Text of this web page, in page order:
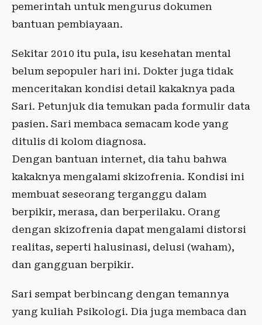
pemerintah untuk mengurus dokumen
bantuan pembiayaan.
Sekitar 2010 itu pula, isu kesehatan mental
belum sepopuler hari ini. Dokter juga tidak
menceritakan kondisi detail kakaknya pada
Sari. Petunjuk dia temukan pada formulir data
pasien. Sari membaca semacam kode yang
ditulis di kolom diagnosa.
Dengan bantuan internet, dia tahu bahwa
kakaknya mengalami skizofrenia. Kondisi ini
membuat seseorang terganggu dalam
berpikir, merasa, dan berperilaku. Orang
dengan skizofrenia dapat mengalami distorsi
realitas, seperti halusinasi, delusi (waham),
dan gangguan berpikir.
Sari sempat berbincang dengan temannya
yang kuliah Psikologi. Dia juga membaca dan